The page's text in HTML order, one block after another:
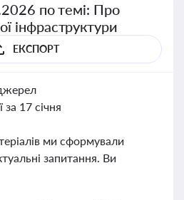
по темі: Про
інфраструктури
ЕКСПОРТ
за 17 січня
ми сформували
запитання. Ви